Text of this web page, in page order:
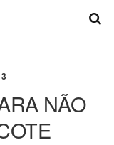
NÃO